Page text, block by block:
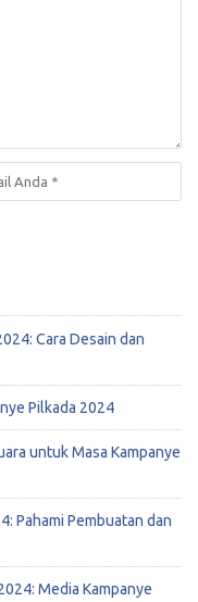
Cara Desain dan
Pilkada 2024
untuk Masa Kampanye
Pahami Pembuatan dan
Media Kampanye